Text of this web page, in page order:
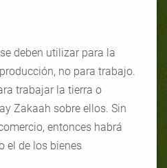
deben utilizar para la
no para trabajo.
trabajar la tierra o
Zakaah sobre ellos. Sin
entonces habrá
el de los bienes